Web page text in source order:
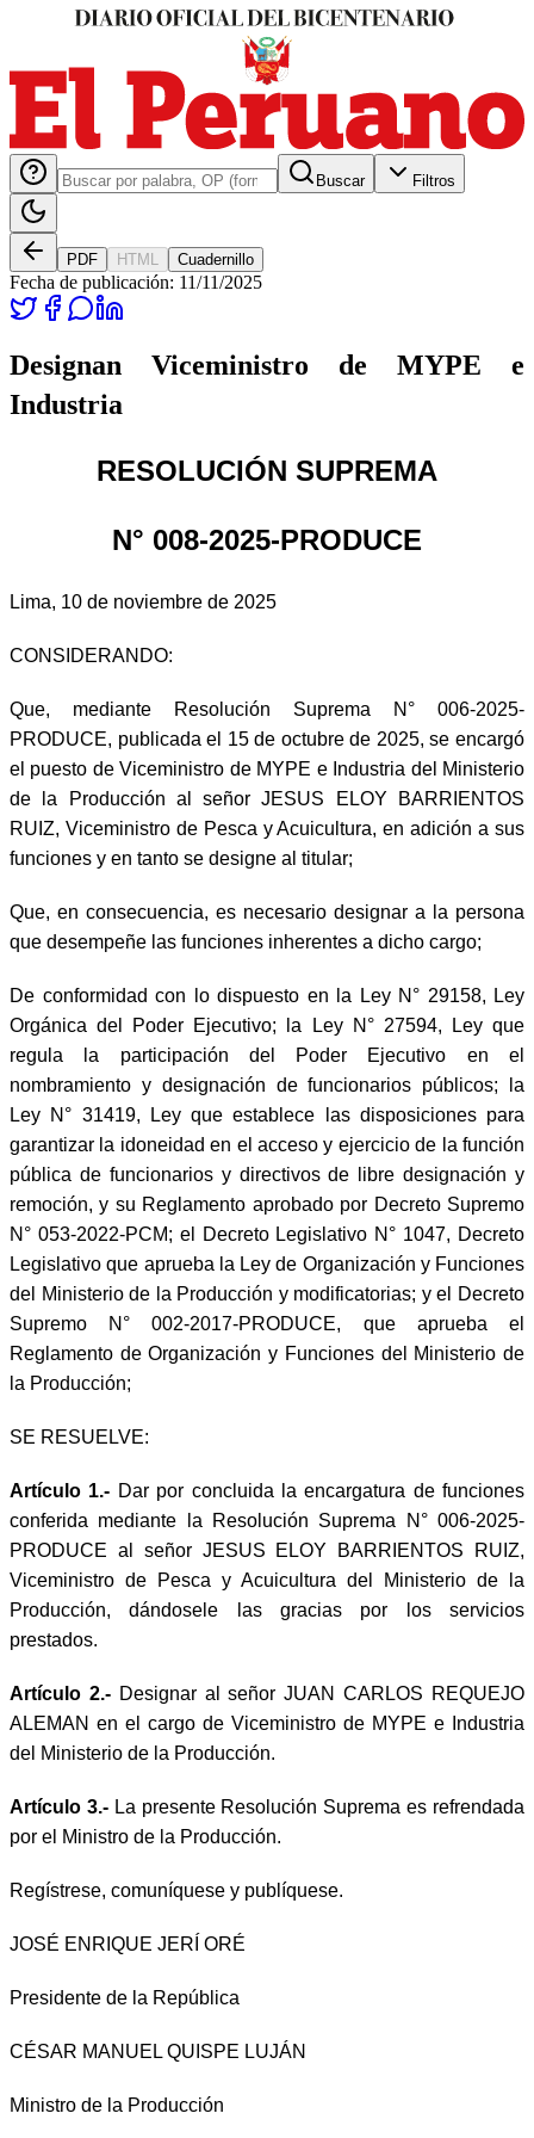
Buscar Filtros
PDF HTML Cuadernillo
Fecha de publicación: 11/11/2025
Designan Viceministro de MYPE e
Industria
RESOLUCIÓN SUPREMA
N° 008-2025-PRODUCE
Lima, 10 de noviembre de 2025
CONSIDERANDO:
Que, mediante Resolución Suprema N° 006-2025-
PRODUCE, publicada el 15 de octubre de 2025, se encargó
el puesto de Viceministro de MYPE e Industria del Ministerio
de la Producción al señor JESUS ELOY BARRIENTOS
RUIZ, Viceministro de Pesca y Acuicultura, en adición a sus
funciones y en tanto se designe al titular;
Que, en consecuencia, es necesario designar a la persona
que desempeñe las funciones inherentes a dicho cargo;
De conformidad con lo dispuesto en la Ley N° 29158, Ley
Orgánica del Poder Ejecutivo; la Ley N° 27594, Ley que
regula la participación del Poder Ejecutivo en el
nombramiento y designación de funcionarios públicos; la
Ley N° 31419, Ley que establece las disposiciones para
garantizar la idoneidad en el acceso y ejercicio de la función
pública de funcionarios y directivos de libre designación y
remoción, y su Reglamento aprobado por Decreto Supremo
N° 053-2022-PCM; el Decreto Legislativo N° 1047, Decreto
Legislativo que aprueba la Ley de Organización y Funciones
del Ministerio de la Producción y modificatorias; y el Decreto
Supremo N° 002-2017-PRODUCE, que aprueba el
Reglamento de Organización y Funciones del Ministerio de
la Producción;
SE RESUELVE:
Artículo 1.- Dar por concluida la encargatura de funciones
conferida mediante la Resolución Suprema N° 006-2025-
PRODUCE al señor JESUS ELOY BARRIENTOS RUIZ,
Viceministro de Pesca y Acuicultura del Ministerio de la
Producción, dándosele las gracias por los servicios
prestados.
Artículo 2.- Designar al señor JUAN CARLOS REQUEJO
ALEMAN en el cargo de Viceministro de MYPE e Industria
del Ministerio de la Producción.
Artículo 3.- La presente Resolución Suprema es refrendada
por el Ministro de la Producción.
Regístrese, comuníquese y publíquese.
JOSÉ ENRIQUE JERÍ ORÉ
Presidente de la República
CÉSAR MANUEL QUISPE LUJÁN
Ministro de la Producción